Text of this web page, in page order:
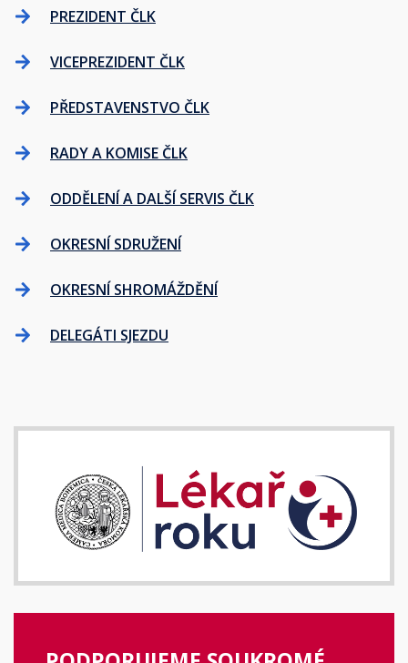
PREZIDENT ČLK
VICEPREZIDENT ČLK
PŘEDSTAVENSTVO ČLK
RADY A KOMISE ČLK
ODDĚLENÍ A DALŠÍ SERVIS ČLK
OKRESNÍ SDRUŽENÍ
OKRESNÍ SHROMÁŽDĚNÍ
DELEGÁTI SJEZDU